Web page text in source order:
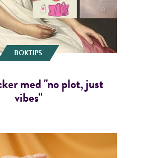
BOKTIPS
med "no plot, just
vibes"